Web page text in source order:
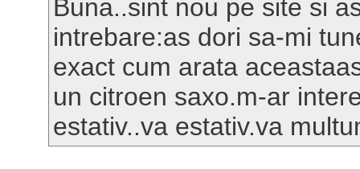
Buna..sint nou pe site si
intrebare:as dori sa-mi
exact cum arata
un citroen saxo.m-ar
estativ..va estativ.va